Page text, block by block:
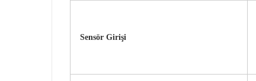
Sensör Girişi